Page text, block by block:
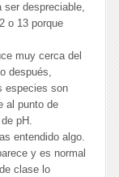
ser despreciable,
o 13 porque
muy cerca del
después,
especies son
al punto de
pH.
entendido algo.
y es normal
clase lo